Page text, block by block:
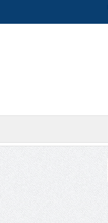
》新的网址和邮件地址